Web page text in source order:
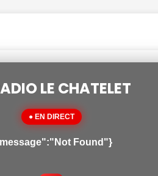
LE CHATELET
● EN DIRECT
Found"}